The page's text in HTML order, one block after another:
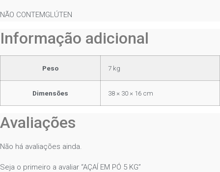
NÃO CONTEMGLÚTEN
Informação adicional
Peso 7 kg
Dimensões 38 × 30 × 16 cm
Avaliações
Não há avaliações ainda.
Seja o primeiro a avaliar “AÇAÍ EM PÓ 5 KG”